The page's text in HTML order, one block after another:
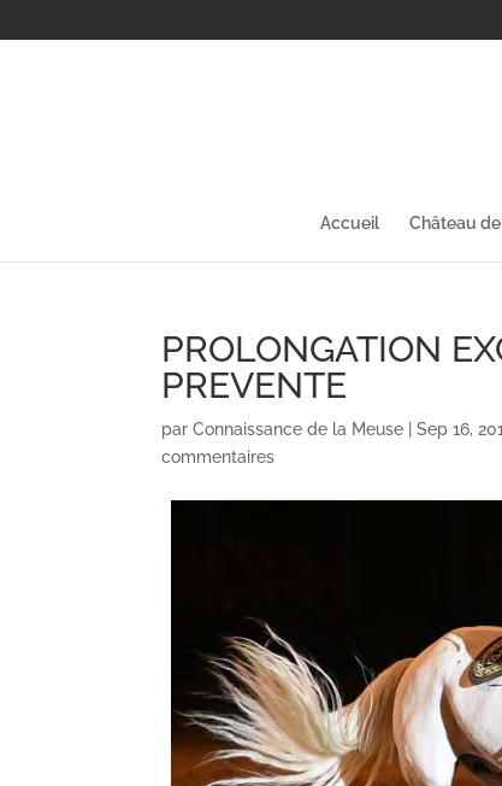
Accueil Château
PROLONGATION
PREVENTE
parConnaissance de la Meuse |Sep 16,
commentaires